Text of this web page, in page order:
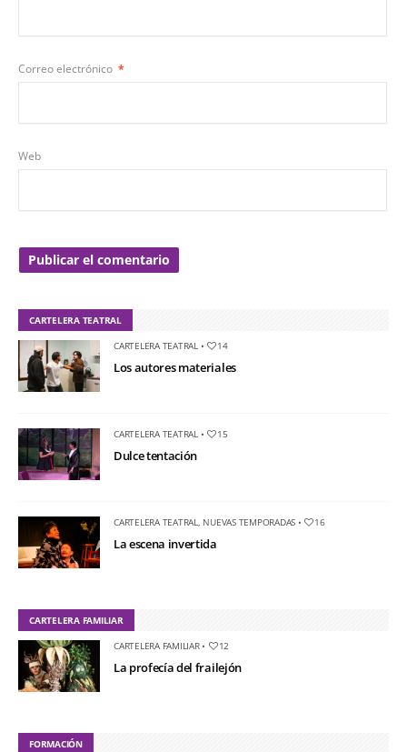
Correo electrónico *
Web
CARTELERA TEATRAL
CARTELERA TEATRAL• 14
Los autores materiales
CARTELERA TEATRAL• 15
Dulce tentación
CARTELERA TEATRAL, NUEVAS TEMPORADAS • 16
La escena invertida
CARTELERA FAMILIAR
CARTELERA FAMILIAR• 12
La profecía del frailejón
FORMACIÓN